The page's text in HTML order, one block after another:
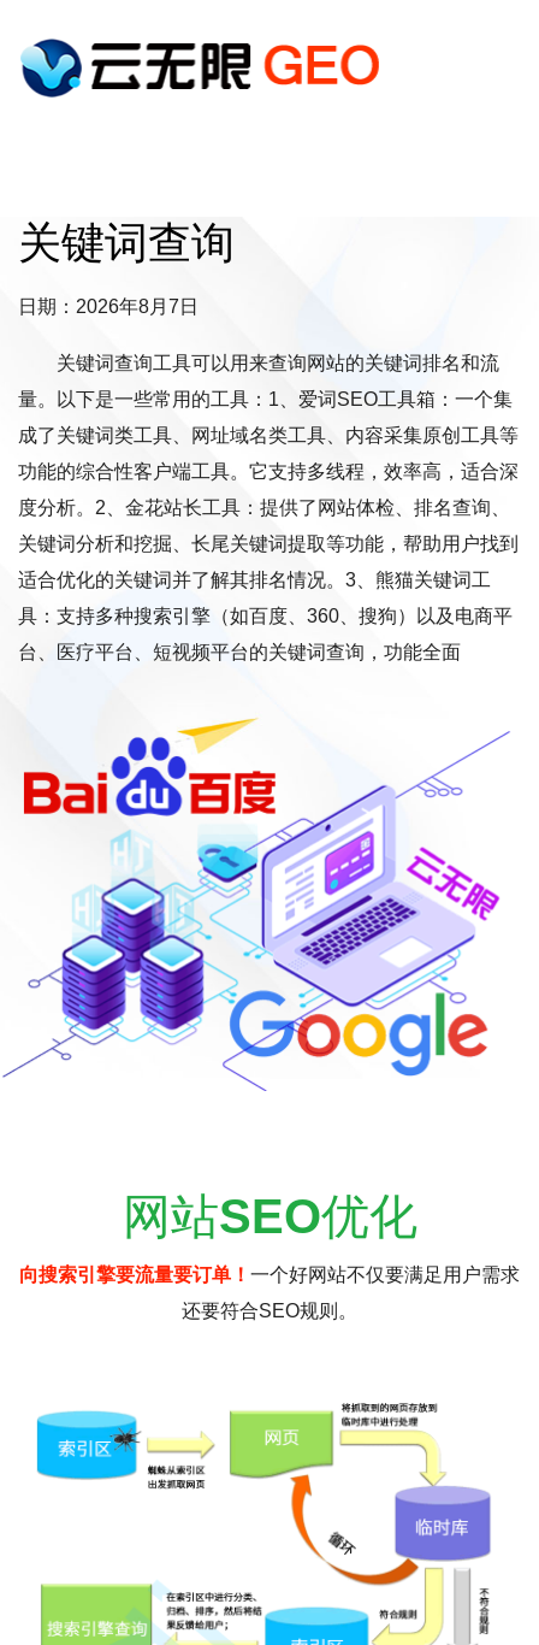
关键词查询
日期：2026年8月7日
关键词查询工具可以用来查询网站的关键词排名和流
量。以下是一些常用的工具：1、爱词SEO工具箱：一个集
成了关键词类工具、网址域名类工具、内容采集原创工具等
功能的综合性客户端工具。它支持多线程，效率高，适合深
度分析。2、金花站长工具：提供了网站体检、排名查询、
关键词分析和挖掘、长尾关键词提取等功能，帮助用户找到
适合优化的关键词并了解其排名情况。3、熊猫关键词工
具：支持多种搜索引擎（如百度、360、搜狗）以及电商平
台、医疗平台、短视频平台的关键词查询，功能全面
网站SEO优化
向搜索引擎要流量要订单！ 一个好网站不仅要满足用户需求
还要符合SEO规则。